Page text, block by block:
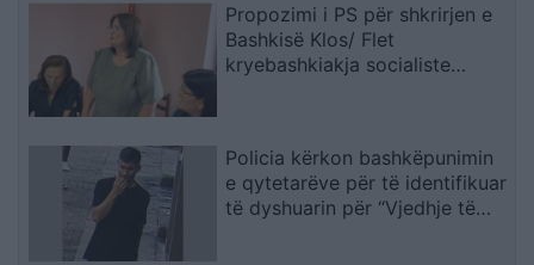
Propozimi i PS për shkrirjen e
Bashkisë Klos/ Flet
kryebashkiakja socialiste
janë kundër, unë jam me ta
(VIDEO)
Policia kërkon bashkëpunimin
e qytetarëve për të identifikuar
të dyshuarin për “Vjedhje të